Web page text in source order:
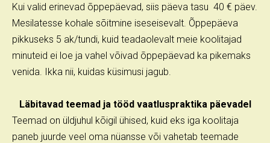
Kui valid erinevad õppepäevad, siis päeva tasu 40 € päev.
Mesilatesse kohale sõitmine iseseisevalt. Õppepäeva
pikkuseks 5 ak/tundi, kuid teadaolevalt meie koolitajad
minuteid ei loe ja vahel võivad õppepäevad ka pikemaks
venida. Ikka nii, kuidas küsimusi jagub.
Läbitavad teemad ja tööd vaatluspraktika päevadel
Teemad on üldjuhul kõigil ühised, kuid eks iga koolitaja
paneb juurde veel oma nüansse või vahetab teemade